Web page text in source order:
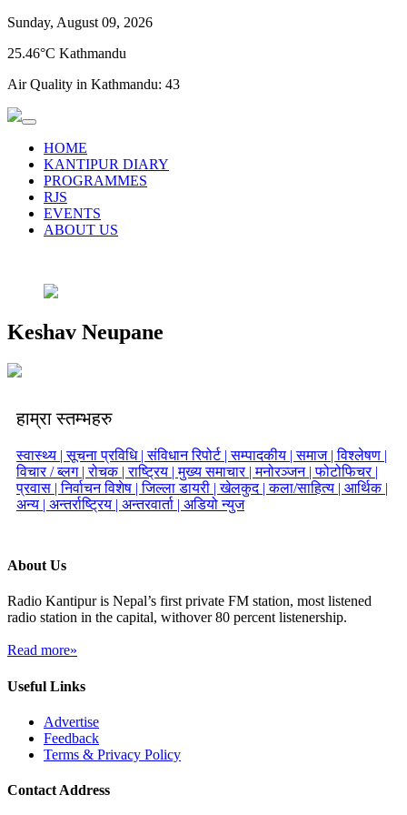
Sunday, August 09, 2026
25.46°C Kathmandu
Air Quality in Kathmandu: 43
HOME
KANTIPUR DIARY
PROGRAMMES
RJS
EVENTS
ABOUT US
Keshav Neupane
हाम्रा स्तम्भहरु
स्वास्थ्य |सूचना प्रविधि |संविधान रिपोर्ट |सम्पादकीय |समाज |विश्लेषण |
विचार / ब्लग |रोचक |राष्ट्रिय |मुख्य समाचार |मनोरञ्जन |फोटोफिचर |
प्रवास |निर्वाचन विशेष |जिल्ला डायरी |खेलकुद |कला/साहित्य | आर्थिक |
अन्य | अन्तर्राष्ट्रिय | अन्तरवार्ता | अडियो न्युज
About Us
Radio Kantipur is Nepal’s first private FM station, most listened
radio station in the capital, withover 80 percent listenership.
Read more»
Useful Links
Advertise
Feedback
Terms & Privacy Policy
Contact Address